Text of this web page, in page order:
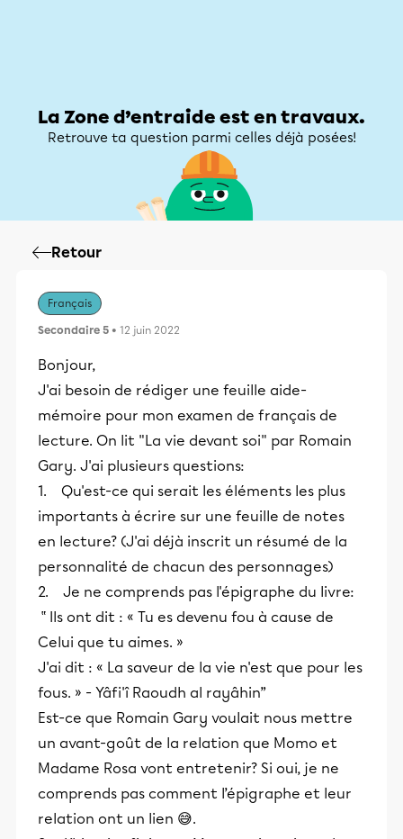
La Zone d’entraide est en travaux.
Retrouve ta question parmi celles déjà posées!
Retour
Français
Secondaire 5 • 12 juin 2022
Bonjour,
J'ai besoin de rédiger une feuille aide-
mémoire pour mon examen de français de
lecture. On lit "La vie devant soi" par Romain
Gary. J'ai plusieurs questions:
1. Qu'est-ce qui serait les éléments les plus
importants à écrire sur une feuille de notes
en lecture? (J'ai déjà inscrit un résumé de la
personnalité de chacun des personnages)
2. Je ne comprends pas l'épigraphe du livre:
‟ Ils ont dit : « Tu es devenu fou à cause de
Celui que tu aimes. »
J'ai dit : « La saveur de la vie n'est que pour les
fous. » - Yâfi'î Raoudh al rayâhin”
Est-ce que Romain Gary voulait nous mettre
un avant-goût de la relation que Momo et
Madame Rosa vont entretenir? Si oui, je ne
comprends pas comment l’épigraphe et leur
relation ont un lien 😅.